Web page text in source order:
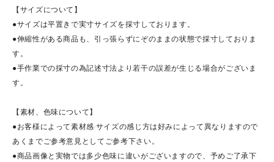
【サイズについて】
●サイズは平置きで実寸サイズを採寸しております。
●伸縮性がある商品も、引っ張らずにぞのままの状態で採寸しておりま
す。
●手作業での採寸の為記述寸法より若干の誤差が生じる場合がございま
す。
【素材、色味について】
●お客様によって素材感·サイズの感じ方は好みによって異なりますので
あくまでご参考意見としてご参考下さい。
●商品画像と実物では多少色味に違いがございますので、予めご了承下